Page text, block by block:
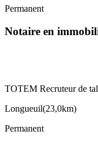
Permanent
Notaire en
TOTEM Recruteur de
Longueuil(23,0km)
Permanent